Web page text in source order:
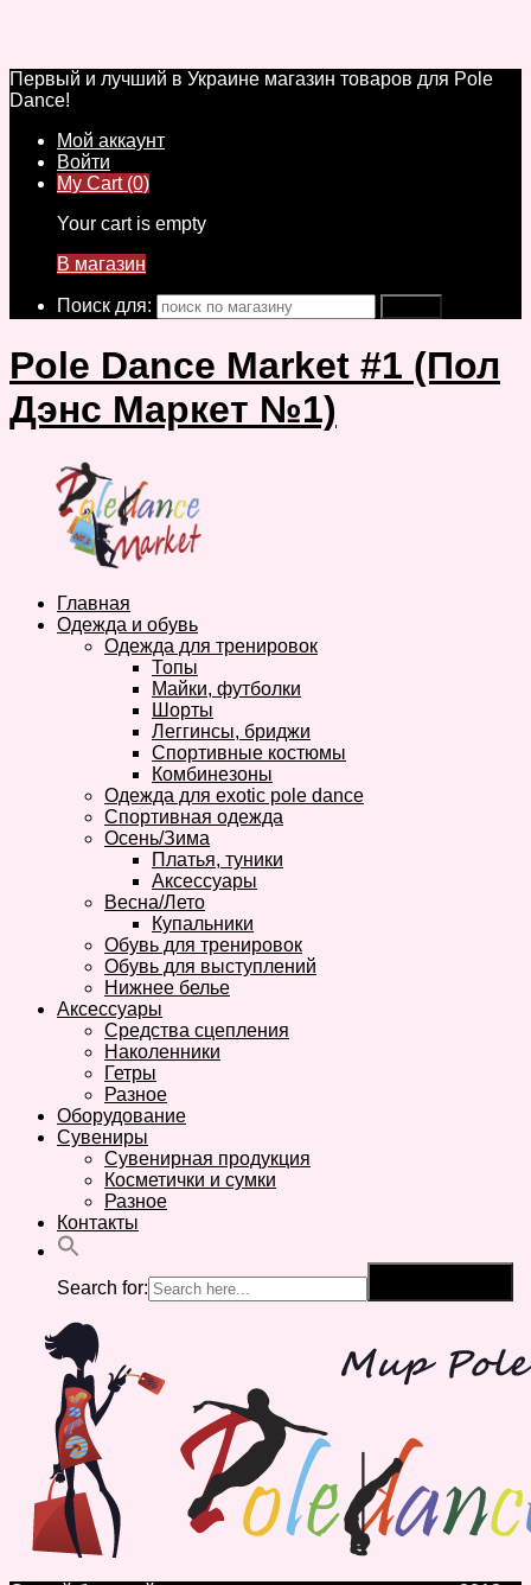
Первый и лучший в Украине магазин товаров для Pole
Dance!
Мой аккаунт
Войти
My Cart (0)
Your cart is empty
В магазин
Поиск для:
Pole Dance Market #1 (Пол
Дэнс Маркет №1)
Главная
Одежда и обувь
Одежда для тренировок
Топы
Майки, футболки
Шорты
Леггинсы, бриджи
Спортивные костюмы
Комбинезоны
Одежда для exotic pole dance
Спортивная одежда
Осень/Зима
Платья, туники
Аксессуары
Весна/Лето
Купальники
Обувь для тренировок
Обувь для выступлений
Нижнее белье
Аксессуары
Средства сцепления
Наколенники
Гетры
Разное
Оборудование
Сувениры
Сувенирная продукция
Косметички и сумки
Разное
Контакты
Search for: